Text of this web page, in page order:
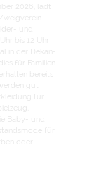
2026, lädt
und
bis 12 Uhr
in der Dekan-
für Familien.
bereits
gut
für
Baby- und
für
oder